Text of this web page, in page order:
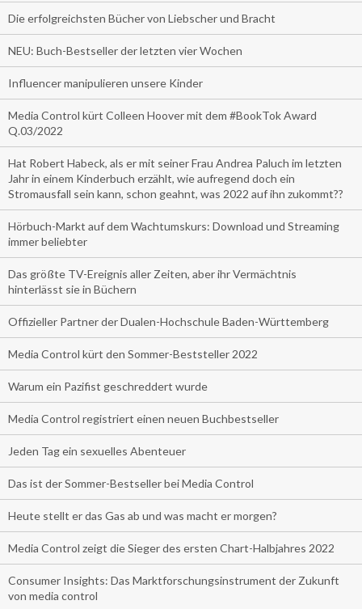
Die erfolgreichsten Bücher von Liebscher und Bracht
NEU: Buch-Bestseller der letzten vier Wochen
Influencer manipulieren unsere Kinder
Media Control kürt Colleen Hoover mit dem #BookTok Award
Q.03/2022
Hat Robert Habeck, als er mit seiner Frau Andrea Paluch im letzten
Jahr in einem Kinderbuch erzählt, wie aufregend doch ein
Stromausfall sein kann, schon geahnt, was 2022 auf ihn zukommt??
Hörbuch-Markt auf dem Wachtumskurs: Download und Streaming
immer beliebter
Das größte TV-Ereignis aller Zeiten, aber ihr Vermächtnis
hinterlässt sie in Büchern
Offizieller Partner der Dualen-Hochschule Baden-Württemberg
Media Control kürt den Sommer-Beststeller 2022
Warum ein Pazifist geschreddert wurde
Media Control registriert einen neuen Buchbestseller
Jeden Tag ein sexuelles Abenteuer
Das ist der Sommer-Bestseller bei Media Control
Heute stellt er das Gas ab und was macht er morgen?
Media Control zeigt die Sieger des ersten Chart-Halbjahres 2022
Consumer Insights: Das Marktforschungsinstrument der Zukunft
von media control